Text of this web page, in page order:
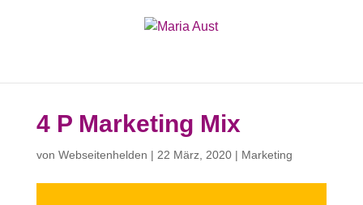
4 P Marketing Mix
von Webseitenhelden | 22 März, 2020| Marketing